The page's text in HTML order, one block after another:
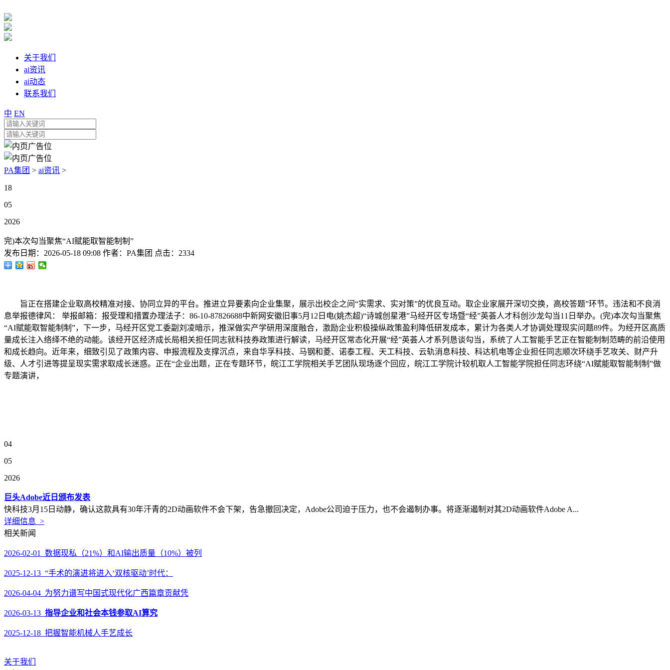
关于我们
ai资讯
ai动态
联系我们
中 EN
PA集团 > ai资讯 >
18
05
2026
完)本次勾当聚焦“AI赋能取智能制制”
发布日期： 2026-05-18 09:08 作者： PA集团 点击： 2334
旨正在搭建企业取高校精准对接、协同立异的平台。推进立异要素向企业集聚，展示出校企之间“实需求、实对策”的优良互动。取企业家展开深切交换，高校答题”环节。违法和不良消
息举报德律风： 举报邮箱：报受理和措置办理法子：86-10-87826688中新网安徽旧事5月12日电(姚杰超)“诗城创星港”马经开区专场暨“经”英荟人才科创沙龙勾当11日举办。(完)本次勾当聚焦
“AI赋能取智能制制”，下一步，马经开区党工委副刘凌暗示，推深做实产学研用深度融合，激励企业积极操纵政策盈利降低研发成本，累计为各类人才协调处理现实问题89件。为经开区高质
量成长注入络绎不绝的动能。该经开区经济成长局相关担任同志就科技券政策进行解读，马经开区常态化开展“经”英荟人才系列恳谈勾当，系统了人工智能手艺正在智能制制范畴的前沿使用
和成长趋向。近年来，细致引见了政策内容、申报流程及支撑沉点，来自华孚科技、马钢和菱、诺泰工程、天工科技、云轨消息科技、科达机电等企业担任同志顺次环绕手艺攻关、财产升
级、人才引进等提呈现实需求取成长迷惑。正在“企业出题，正在专题环节，皖江工学院相关手艺团队现场逐个回应，皖江工学院计较机取人工智能学院担任同志环绕“AI赋能取智能制制”做
专题演讲，
04
05
2026
巨头Adobe近日颁布发表
快科技3月15日动静，确认这款具有30年汗青的2D动画软件不会下架，告急撤回决定，Adobe公司迫于压力，也不会遏制办事。将逐渐遏制对其2D动画软件Adobe A...
详细信息 >
相关新闻
2026-02-01 数据现私（21%）和AI输出质量（10%）被列
2025-12-13 “手术的演进将进入‘双核驱动’时代：
2026-04-04 为努力谱写中国式现代化广西篇章贡献凭
2026-03-13 指导企业和社会本钱参取AI算究
2025-12-18 把握智能机械人手艺成长
关于我们